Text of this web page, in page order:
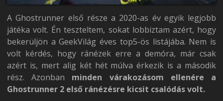
A Ghostrunner első része a 2020-as év egyik legjobb
játéka volt. Én teszteltem, sokat lobbiztam azért, hogy
bekerüljön a GeekVilág éves top5-ös listájába. Nem is
volt kérdés, hogy ránézek erre a demóra, már csak
azért is, mert alig két hét múlva érkezik is a második
rész. Azonban minden várakozásom ellenére a
Ghostrunner 2 első ránézésre kicsit csalódás volt.